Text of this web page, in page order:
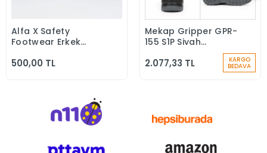
Sepete Ekle
Alfa X Safety
Footwear Erkek
Ayakkabı
500,00 TL
Sepete Ekle
Mekap Gripper GPR-
155 S1P Siyah
Microfiber Kompozit
Iş Güvenlik
2.077,33 TL KARGO
BEDAVA